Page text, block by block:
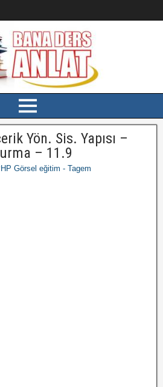
Yön. Sis. Yapısı –
– 11.9
Görsel eğitim - Tagem